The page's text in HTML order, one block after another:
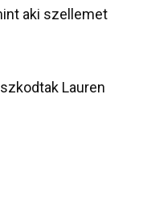
aki szellemet
Lauren